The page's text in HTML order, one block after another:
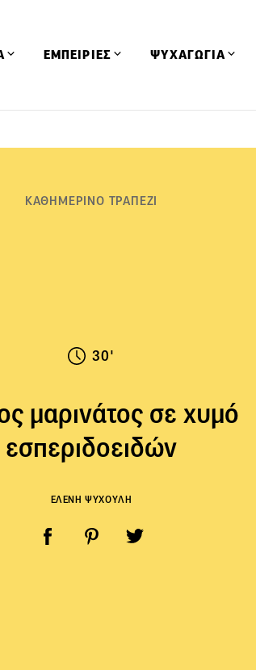
ΕΜΠΕΙΡΙΕΣ ΨΥΧΑΓΩΓΙΑ
ΚΑΘΗΜΕΡΙΝΟ ΤΡΑΠΕΖΙ
30'
μαρινάτος σε χυμό
εσπεριδοειδών
ΕΛΕΝΗ ΨΥΧΟΥΛΗ